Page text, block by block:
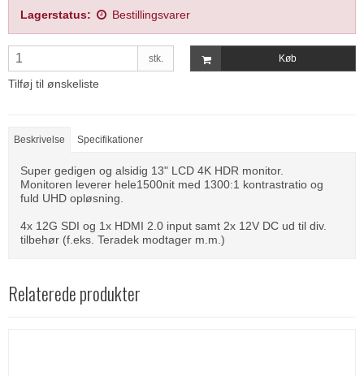
Lagerstatus: Bestillingsvarer
stk. Køb
Tilføj til ønskeliste
Beskrivelse Specifikationer
Super gedigen og alsidig 13" LCD 4K HDR monitor.
Monitoren leverer hele1500nit med 1300:1 kontrastratio og
fuld UHD opløsning.
4x 12G SDI og 1x HDMI 2.0 input samt 2x 12V DC ud til div.
tilbehør (f.eks. Teradek modtager m.m.)
Relaterede produkter